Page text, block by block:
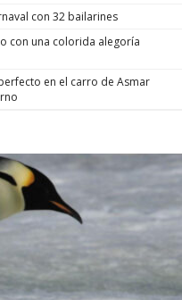
con 32 bailarines
con una colorida alegoría
en el carro de Asmar